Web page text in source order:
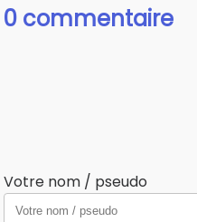
0 commentaire
Votre nom / pseudo